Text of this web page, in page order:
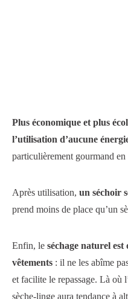
Plus économique et plus
l’utilisation d’aucune
particulièrement gourmand
Après utilisation, un séchoir
prend moins de place qu’un
Enfin, le séchage naturel
vêtements : il ne les abîme
et facilite le repassage. Là où
sèche-linge aura tendance à